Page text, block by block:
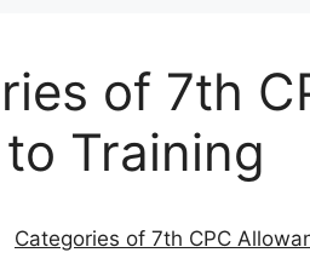
of 7th
Training
Categories of 7th CPC